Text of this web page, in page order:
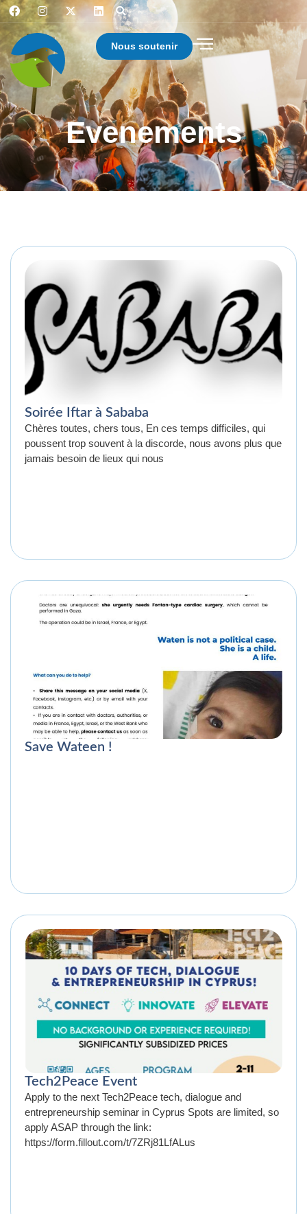
Nous soutenir
Evenements
Soirée Iftar à Sababa
Chères toutes, chers tous, En ces temps difficiles, qui
poussent trop souvent à la discorde, nous avons plus que
jamais besoin de lieux qui nous
Save Wateen !
Tech2Peace Event
Apply to the next Tech2Peace tech, dialogue and
entrepreneurship seminar in Cyprus Spots are limited, so
apply ASAP through the link:
https://form.fillout.com/t/7ZRj81LfALus